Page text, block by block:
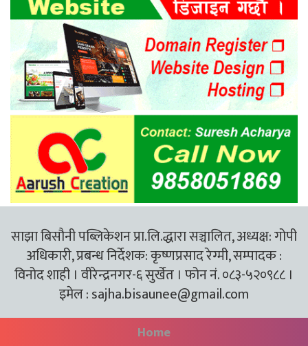
साझा बिसौनी पब्लिकेशन प्रा.लि.द्धारा सञ्चालित, अध्यक्ष: गोपी
अधिकारी, प्रबन्ध निर्देशक: कृष्णप्रसाद रेग्मी, सम्पादक :
विनोद शाही । वीरेन्द्रनगर-६ सुर्खेत । फोन नं. ०८३-५२०९८८ ।
इमेल :sajha.bisaunee@gmail.com
Home